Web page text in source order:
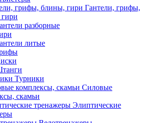
Гантели, грифы,
разборные
литые
Турники
Силовые
скамьи
Элиптические